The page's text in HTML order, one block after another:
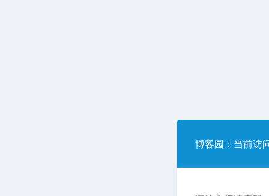
博客园 ：当前访